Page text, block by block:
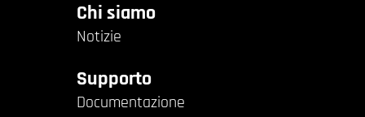
Chi siamo
Notizie
Supporto
Documentazione